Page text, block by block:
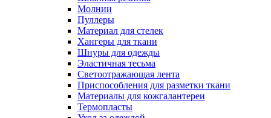
Молнии
Пуллеры
Материал для стелек
Хангеры для ткани
Шнуры для одежды
Эластичная тесьма
Светоотражающая лента
Приспособления для разметки ткани
Материалы для кожгалантереи
Термопласты